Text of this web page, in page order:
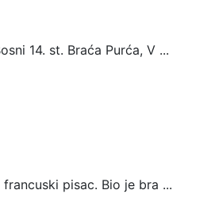
14. st. Braća Purća, V ...
francuski pisac. Bio je bra ...